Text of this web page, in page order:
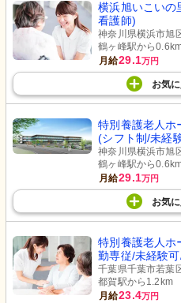
横浜旭いこいの
看護師)
神奈川県横浜市旭
鶴ヶ峰駅から
月給29.1万円
お気
特別養護老人ホ
(シフト制/未経
神奈川県横浜市旭
鶴ヶ峰駅から
月給29.1万円
お気
特別養護老人ホ
勤専従/未経験
千葉県千葉市若葉
都賀駅から1.2km
月給23.4万円